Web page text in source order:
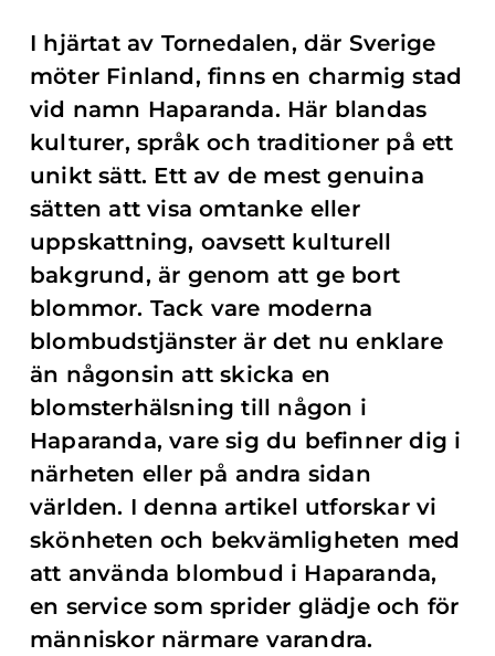
I hjärtat av Tornedalen, där Sverige
möter Finland, finns en charmig stad
vid namn Haparanda. Här blandas
kulturer, språk och traditioner på ett
unikt sätt. Ett av de mest genuina
sätten att visa omtanke eller
uppskattning, oavsett kulturell
bakgrund, är genom att ge bort
blommor. Tack vare moderna
blombudstjänster är det nu enklare
än någonsin att skicka en
blomsterhälsning till någon i
Haparanda, vare sig du befinner dig i
närheten eller på andra sidan
världen. I denna artikel utforskar vi
skönheten och bekvämligheten med
att använda blombud i Haparanda,
en service som sprider glädje och för
människor närmare varandra.